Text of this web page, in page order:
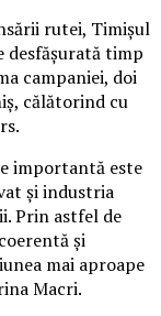
rutei, Timișul
desfășurată timp
campaniei, doi
călătorind cu
importantă este
și industria
Prin astfel de
și
mai aproape
Macri.